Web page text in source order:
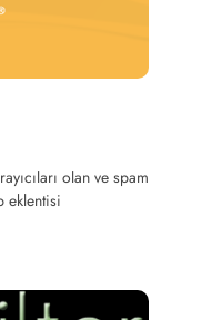
olan ve spam
eklentisi